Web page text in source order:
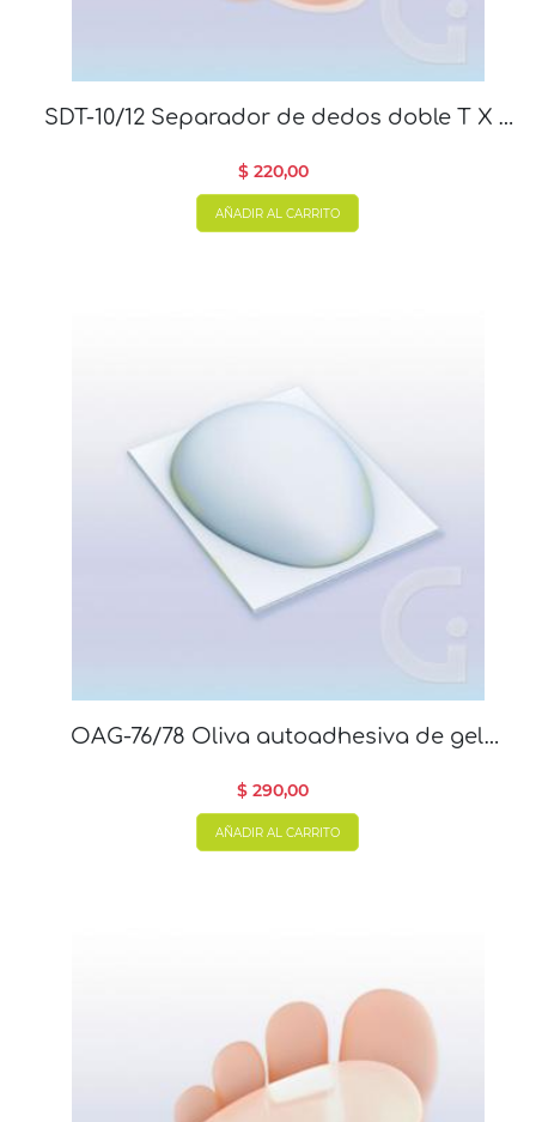
SDT-10/12 Separador de dedos doble T X 2
$ 220,00
AÑADIR AL CARRITO
OAG-76/78 Oliva autoadhesiva de gel
$ 290,00
AÑADIR AL CARRITO